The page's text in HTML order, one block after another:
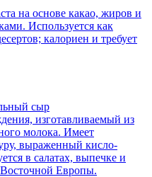
на основе какао, жиров и
Используется как
калориен и требует
сыр
изготавливаемый из
молока. Имеет
выраженный кисло-
в салатах, выпечке и
Европы.